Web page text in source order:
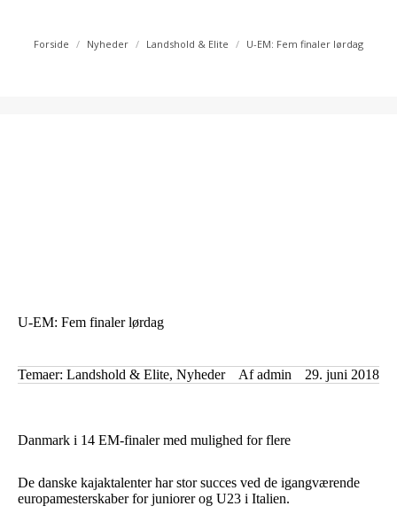
Forside Nyheder Landshold & Elite U-EM: Fem finaler lørdag
U-EM: Fem finaler lørdag
Temaer: Landshold & Elite, Nyheder Afadmin 29. juni 2018
Danmark i 14 EM-finaler med mulighed for flere
De danske kajaktalenter har stor succes ved de igangværende
europamesterskaber for juniorer og U23 i Italien.